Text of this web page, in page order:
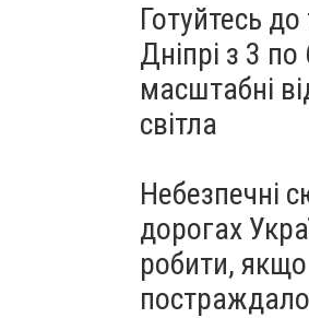
Готуйтесь
Дніпрі з 3
масштабні
світла
Небезпечні
дорогах
робити,